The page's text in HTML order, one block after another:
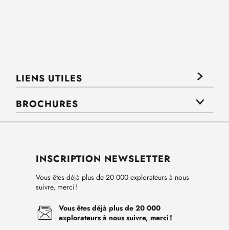
LIENS UTILES
BROCHURES
INSCRIPTION NEWSLETTER
Vous êtes déjà plus de 20 000 explorateurs à nous
suivre, merci !
Vous êtes déjà plus de 20 000
explorateurs à nous suivre, merci !